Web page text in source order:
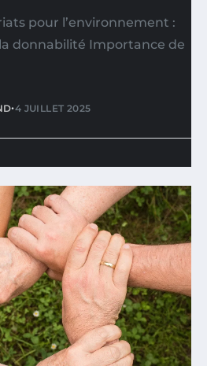
pour l’environnement :
donnabilité Importance de
•4 JUILLET 2025